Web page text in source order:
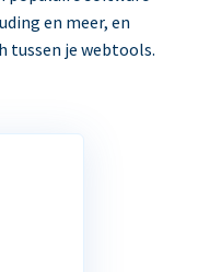
en meer, en
je webtools.